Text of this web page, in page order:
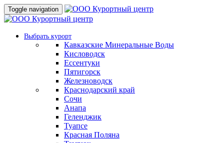
Toggle navigation
Выбрать курорт
Кавказские Минеральные Воды
Кисловодск
Ессентуки
Пятигорск
Железноводск
Краснодарский край
Сочи
Анапа
Геленджик
Туапсе
Красная Поляна